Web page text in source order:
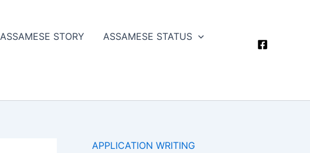
ASSAMESE STORY
ASSAMESE STATUS
APPLICATION WRITING